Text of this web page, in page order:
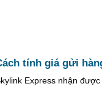
tính giá gửi
Express nhận